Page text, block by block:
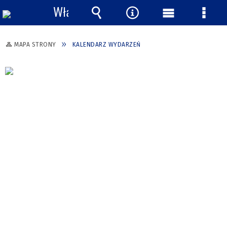
MAPA STRONY KALENDARZ WYDARZEŃ
Włącz
powiadomienia
Wyszukiwarka
Narzędzia
Menu Menu